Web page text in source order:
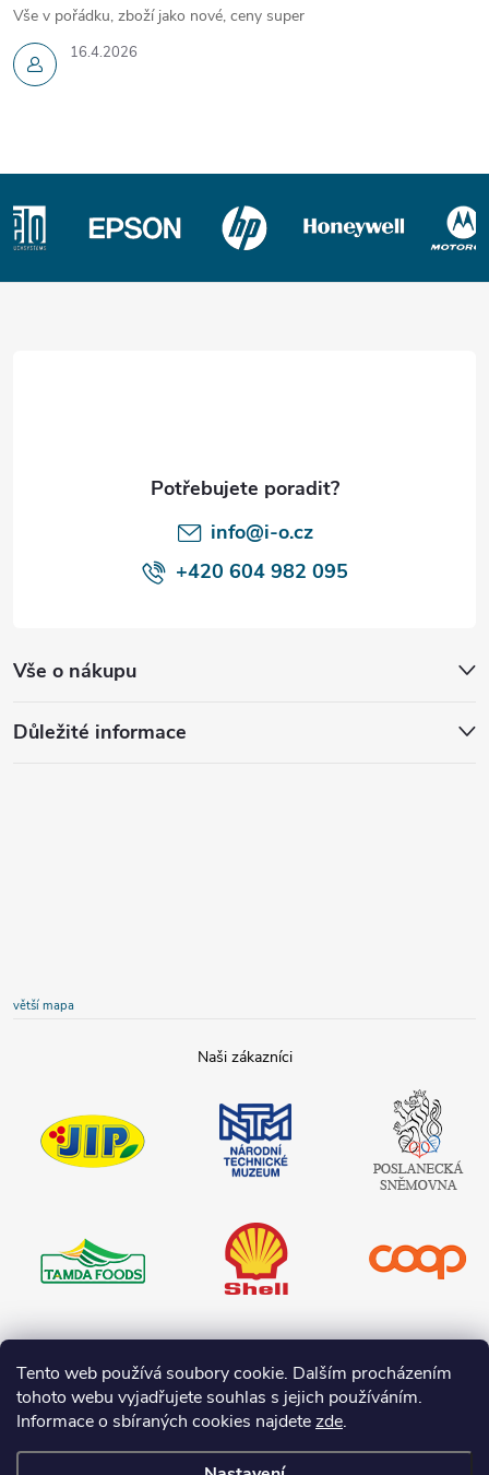
Tento web používá soubory cookie. Dalším procházením
tohoto webu vyjadřujete souhlas s jejich používáním.
Informace o sbíraných cookies najdetezde.
16.4.2026
Vše v pořádku, zboží jako nové, ceny super
Z
info@i-o.cz
+420 604 982 095
Vše o nákupu
Důležité informace
větší mapa
technické
muzeum
Poslanecká
sněmovna
České
republiky
Teta drogerie